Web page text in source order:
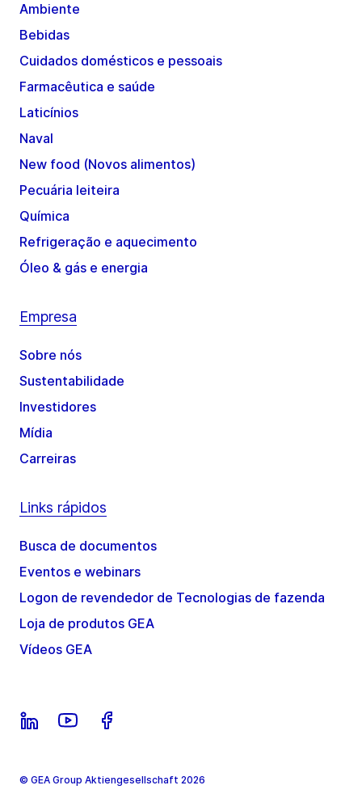
Ambiente
Bebidas
Cuidados domésticos e pessoais
Farmacêutica e saúde
Laticínios
Naval
New food (Novos alimentos)
Pecuária leiteira
Química
Refrigeração e aquecimento
Óleo & gás e energia
Empresa
Sobre nós
Sustentabilidade
Investidores
Mídia
Carreiras
Links rápidos
Busca de documentos
Eventos e webinars
Logon de revendedor de Tecnologias de fazenda
Loja de produtos GEA
Vídeos GEA
© GEA Group Aktiengesellschaft 2026